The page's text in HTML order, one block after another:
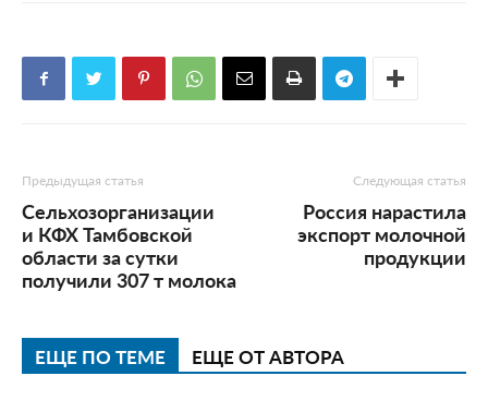
Предыдущая статья
Сельхозорганизации
и КФХ Тамбовской
области за сутки
получили 307 т молока
Следующая статья
Россия нарастила
экспорт молочной
продукции
ЕЩЕ ПО ТЕМЕ ЕЩЕ ОТ АВТОРА